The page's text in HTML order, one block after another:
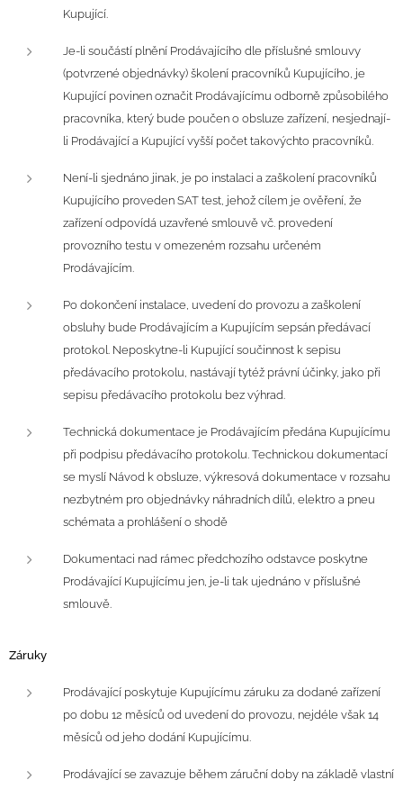
Kupující.
Je-li součástí plnění Prodávajícího dle příslušné smlouvy
(potvrzené objednávky) školení pracovníků Kupujícího, je
Kupující povinen označit Prodávajícímu odborně způsobilého
pracovníka, který bude poučen o obsluze zařízení, nesjednají-
li Prodávající a Kupující vyšší počet takovýchto pracovníků.
Není-li sjednáno jinak, je po instalaci a zaškolení pracovníků
Kupujícího proveden SAT test, jehož cílem je ověření, že
zařízení odpovídá uzavřené smlouvě vč. provedení
provozního testu v omezeném rozsahu určeném
Prodávajícím.
Po dokončení instalace, uvedení do provozu a zaškolení
obsluhy bude Prodávajícím a Kupujícím sepsán předávací
protokol. Neposkytne-li Kupující součinnost k sepisu
předávacího protokolu, nastávají tytéž právní účinky, jako při
sepisu předávacího protokolu bez výhrad.
Technická dokumentace je Prodávajícím předána Kupujícímu
při podpisu předávacího protokolu. Technickou dokumentací
se myslí Návod k obsluze, výkresová dokumentace v rozsahu
nezbytném pro objednávky náhradních dílů, elektro a pneu
schémata a prohlášení o shodě
Dokumentaci nad rámec předchozího odstavce poskytne
Prodávající Kupujícímu jen, je-li tak ujednáno v příslušné
smlouvě.
Záruky
Prodávající poskytuje Kupujícímu záruku za dodané zařízení
po dobu 12 měsíců od uvedení do provozu, nejdéle však 14
měsíců od jeho dodání Kupujícímu.
Prodávající se zavazuje během záruční doby na základě vlastní